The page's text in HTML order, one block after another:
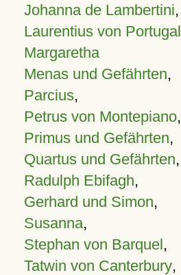
Johanna de Lambertini,
Laurentius von Portugal
Margaretha
Menas und Gefährten,
Parcius,
Petrus von Montepiano,
Primus und Gefährten,
Quartus und Gefährten,
Radulph Ebifagh,
Gerhard und Simon,
Susanna,
Stephan von Barquel,
Tatwin von Canterbury,